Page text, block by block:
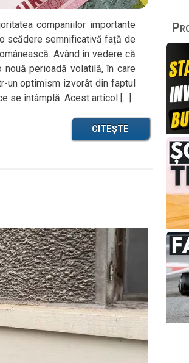
companiilor importante
scădere semnificativă față de
Având în vedere că
perioadă volatilă, în care
un optimism izvorât din faptul
se întâmplă. Acest articol […]
CITEȘTE